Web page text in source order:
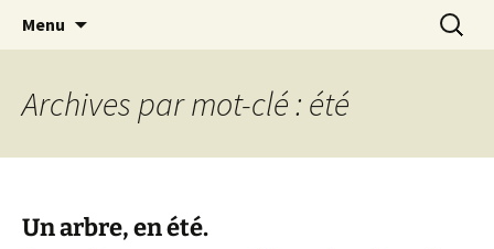
filsetcrayons
Le blog de Sophie A
Menu
Archives par mot-clé : été
Un arbre, en été.